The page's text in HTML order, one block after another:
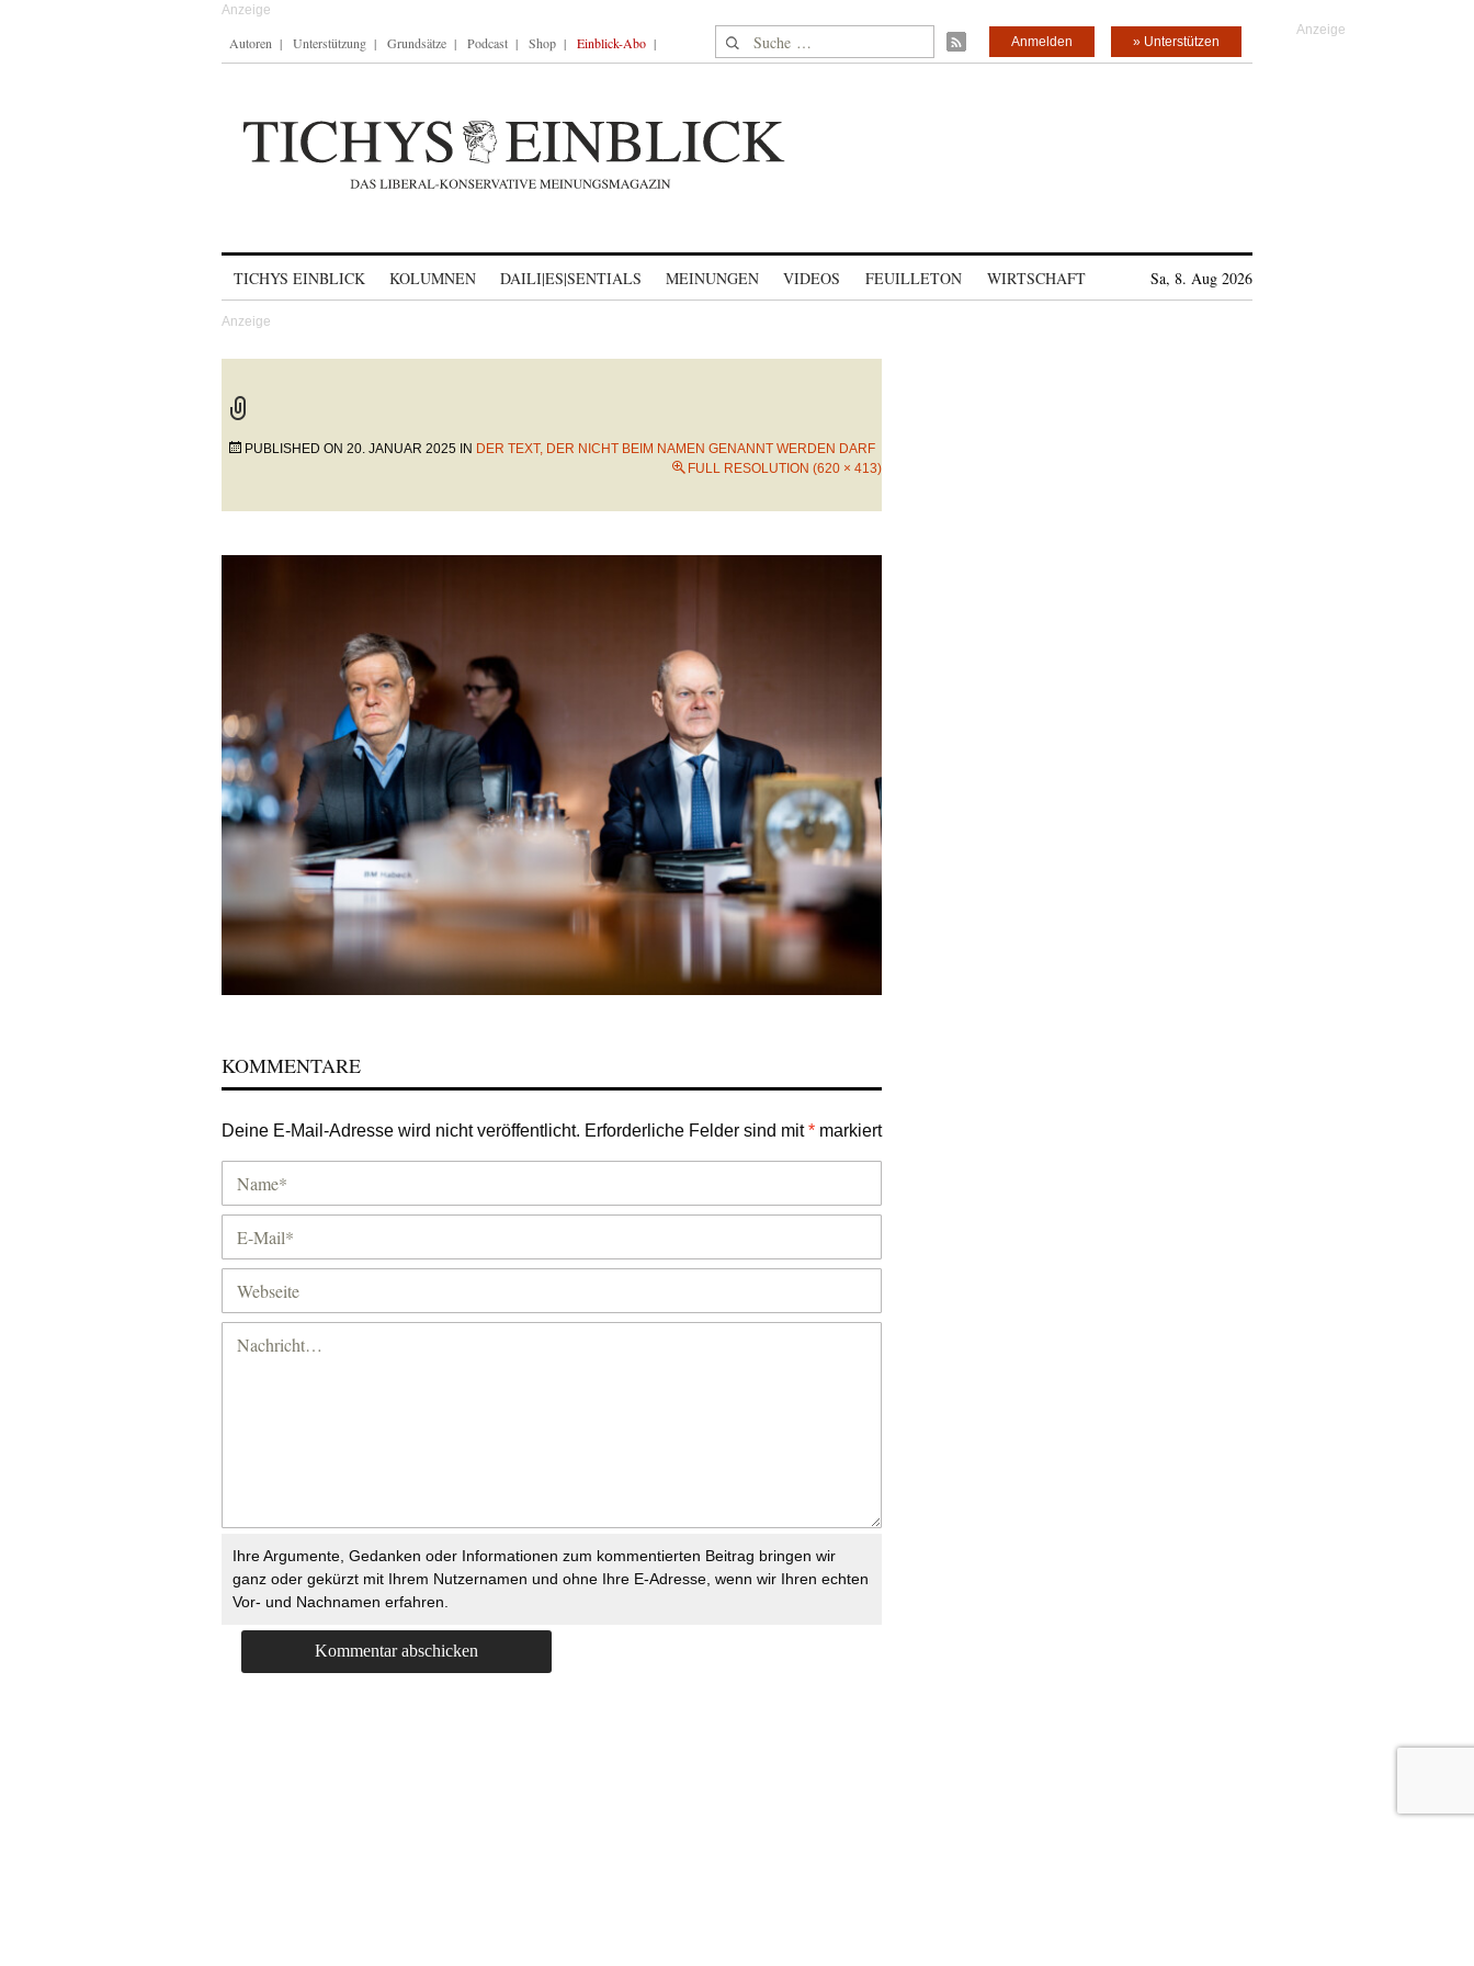
Autoren Unterstützung Grundsätze Podcast Shop Einblick-Abo Suche nach: » Unterstützen
Anmelden
TICHYS EINBLICK KOLUMNEN DAILI|ES|SENTIALS MEINUNGEN VIDEOS FEUILLETON WIRTSCHAFT Sa, 8. Aug 2026
PUBLISHED ON 20. JANUAR 2025 IN DER TEXT, DER NICHT BEIM NAMEN GENANNT WERDEN DARF
FULL RESOLUTION (620 × 413)
KOMMENTARE
Deine E-Mail-Adresse wird nicht veröffentlicht. Erforderliche Felder sind mit* markiert
Ihre Argumente, Gedanken oder Informationen zum kommentierten Beitrag bringen wir
ganz oder gekürzt mit Ihrem Nutzernamen und ohne Ihre E-Adresse, wenn wir Ihren echten
Vor- und Nachnamen erfahren.